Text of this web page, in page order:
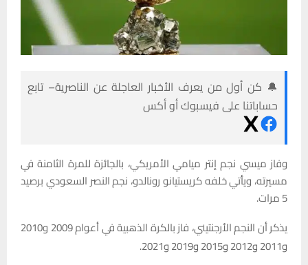
🔔 كن أول من يعرف الأخبار العاجلة عن الناصرية– تابع
حساباتنا على فيسبوك أو أكس
وفاز ميسي نجم إنتر ميامي الأمريكي، بالجائزة للمرة الثامنة في
مسيرته، ويأتي خلفه كريستيانو رونالدو، نجم النصر السعودي برصيد
5 مرات.
يذكر أن النجم الأرجنتيني، فاز بالكرة الذهبية في أعوام 2009 و2010
و2011 و2012 و2015 و2019 و2021.